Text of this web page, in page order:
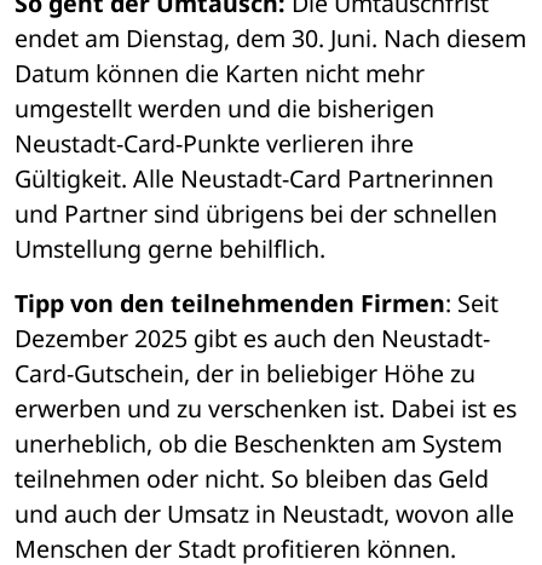
endet am Dienstag, dem 30. Juni. Nach diesem
Datum können die Karten nicht mehr
umgestellt werden und die bisherigen
Neustadt-Card-Punkte verlieren ihre
Gültigkeit. Alle Neustadt-Card Partnerinnen
und Partner sind übrigens bei der schnellen
Umstellung gerne behilflich.
Tipp von den teilnehmenden Firmen: Seit
Dezember 2025 gibt es auch den Neustadt-
Card-Gutschein, der in beliebiger Höhe zu
erwerben und zu verschenken ist. Dabei ist es
unerheblich, ob die Beschenkten am System
teilnehmen oder nicht. So bleiben das Geld
und auch der Umsatz in Neustadt, wovon alle
Menschen der Stadt profitieren können.